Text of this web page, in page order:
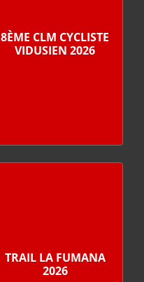
8ÈME CLM CYCLISTE
VIDUSIEN 2026
TRAIL LA FUMANA
2026